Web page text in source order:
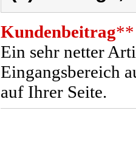
Kundenbeitrag**
Ein sehr netter
Eingangsbereich
auf Ihrer Seite.